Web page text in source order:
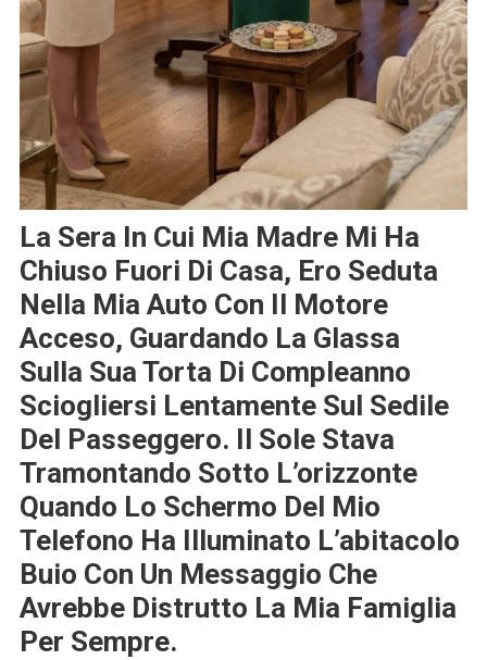
La Sera In Cui Mia Madre Mi Ha
Chiuso Fuori Di Casa, Ero Seduta
Nella Mia Auto Con Il Motore
Acceso, Guardando La Glassa
Sulla Sua Torta Di Compleanno
Sciogliersi Lentamente Sul Sedile
Del Passeggero. Il Sole Stava
Tramontando Sotto L’orizzonte
Quando Lo Schermo Del Mio
Telefono Ha Illuminato L’abitacolo
Buio Con Un Messaggio Che
Avrebbe Distrutto La Mia Famiglia
Per Sempre.